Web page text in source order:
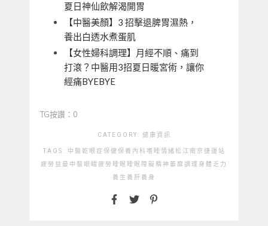
夏日神仙飲解渴開胃
【中醫美顏】3 招擊退脾胃濕熱，
養出白透水煮蛋肌
【女性婦科調理】月經不順、痛到
打滾？中醫用3招夏日暖宮術，讓你
經痛BYEBYE
TG按讚：0
CATEGORY: 健康資訊
TAGS: 中醫 乾眼症保健保養 內科 嗜睡 情緒松江南京捷運站
疲勞 益曼中醫 眼睛疲勞 睡眠 睡眠障礙精神萎靡 調理 身體乏力
養生 養肝 養身